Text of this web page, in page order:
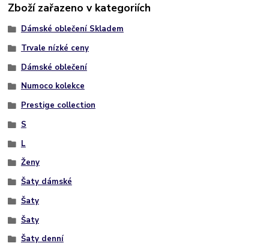
Zboží zařazeno v kategoriích
Dámské oblečení Skladem
Trvale nízké ceny
Dámské oblečení
Numoco kolekce
Prestige collection
S
L
Ženy
Šaty dámské
Šaty
Šaty
Šaty denní